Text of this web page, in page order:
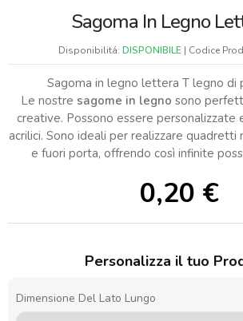
Sagoma In Legno
Disponibilitá: DISPONIBILE | Codice
Sagoma in legno lettera T legno di
Le nostre sagome in legno sono
creative. Possono essere personalizzate
acrilici. Sono ideali per realizzare quadretti
e fuori porta, offrendo così infinite
0,20 €
Personalizza il tuo
Dimensione Del Lato Lungo